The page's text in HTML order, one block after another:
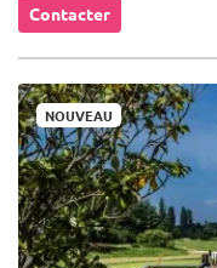
Contacter
NOUVEAU